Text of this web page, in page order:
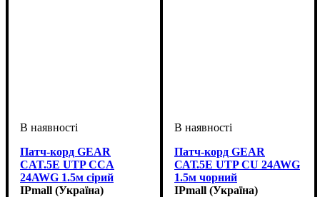
Патч-корд GEAR
CAT.5E UTP CCA
24AWG 1.5м сірий
IPmall (Україна)
Патч-корд GEAR
САТ.5E UTP CU 24AWG
1.5м чорний
IPmall (Україна)